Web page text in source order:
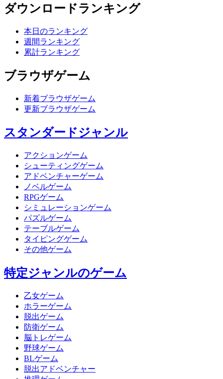
ダウンロードランキング
本日のランキング
週間ランキング
累計ランキング
ブラウザゲーム
新着ブラウザゲーム
更新ブラウザゲーム
スタンダードジャンル
アクションゲーム
シューティングゲーム
アドベンチャーゲーム
ノベルゲーム
RPGゲーム
シミュレーションゲーム
パズルゲーム
テーブルゲーム
タイピングゲーム
その他ゲーム
特定ジャンルのゲーム
乙女ゲーム
ホラーゲーム
脱出ゲーム
防衛ゲーム
脳トレゲーム
野球ゲーム
BLゲーム
脱出アドベンチャー